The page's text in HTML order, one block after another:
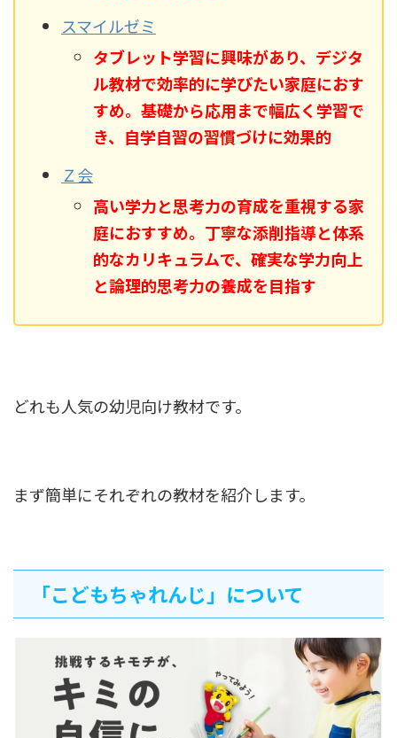
スマイルゼミ
タブレット学習に興味があり、デジタ
ル教材で効率的に学びたい家庭におす
すめ。基礎から応用まで幅広く学習で
き、自学自習の習慣づけに効果的
Ｚ会
高い学力と思考力の育成を重視する家
庭におすすめ。丁寧な添削指導と体系
的なカリキュラムで、確実な学力向上
と論理的思考力の養成を目指す
どれも人気の幼児向け教材です。
まず簡単にそれぞれの教材を紹介します。
「こどもちゃれんじ」について